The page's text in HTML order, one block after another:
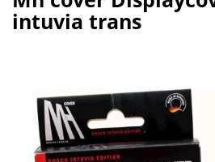
intuvia trans